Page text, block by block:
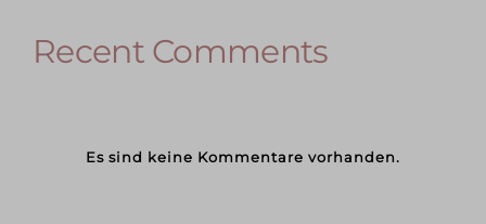
Recent Comments
Es sind keine Kommentare vorhanden.